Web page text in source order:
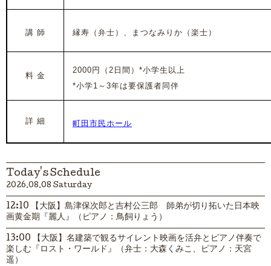
講 師 縁寿（弁士）、まつなみりか（楽士）
料 金
2000円（2日間）*小学生以上
*小学1～3年は要保護者同伴
詳 細 町田市民ホール
Today's Schedule
2026.08.08 Saturday
12:10 【大阪】島津保次郎と吉村公三郎 師弟が切り拓いた日本映
画黄金期『麗人』（ピアノ：鳥飼りょう）
13:00 【大阪】名建築で観るサイレント映画を活弁とピアノ伴奏で
楽しむ『ロスト・ワールド』（弁士：大森くみこ、ピアノ：天宮
遥）